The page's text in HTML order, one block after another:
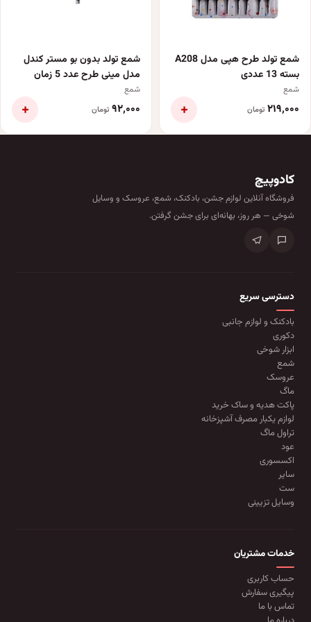
شمع تولد طرح هپی مدل A208
بسته 13 عددی
شمع
۲۱۹٬۰۰۰ تومان +
شمع تولد بدون بو مستر کندل
مدل مینی طرح عدد 5 زمان
اتمام 1 دقیقه
شمع
۹۲٬۰۰۰ تومان +
کادوپیچ
فروشگاه آنلاین لوازم جشن، بادکنک، شمع، عروسک و وسایل
شوخی — هر روز، بهانه‌ای برای جشن گرفتن.
دسترسی سریع
بادکنک و لوازم جانبی
دکوری
ابزار شوخی
شمع
عروسک
ماگ
پاکت هدیه و ساک خرید
لوازم یکبار مصرف آشپزخانه
تراول ماگ
عود
اکسسوری
سایر
ست
وسایل تزیینی
خدمات مشتریان
حساب کاربری
پیگیری سفارش
تماس با ما